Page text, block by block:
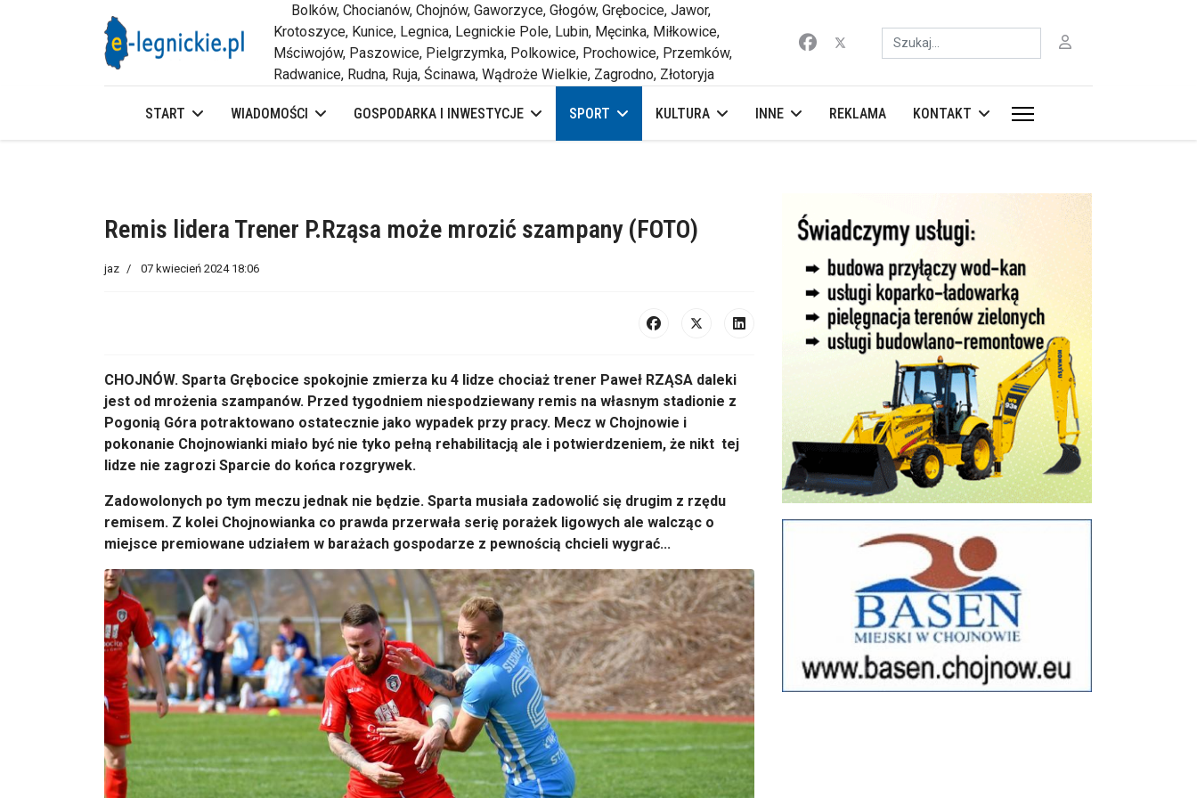
Bolków, Chocianów, Chojnów, Gaworzyce, Głogów, Grębocice, Jawor,
Krotoszyce, Kunice, Legnica, Legnickie Pole, Lubin, Męcinka, Miłkowice,
Mściwojów, Paszowice, Pielgrzymka, Polkowice, Prochowice, Przemków,
Radwanice, Rudna, Ruja, Ścinawa, Wądroże Wielkie, Zagrodno, Złotoryja
Szukaj
START WIADOMOŚCI GOSPODARKA I INWESTYCJE SPORT KULTURA INNE REKLAMA KONTAKT
Remis lidera Trener P.Rząsa może mrozić szampany (FOTO)
jaz 07 kwiecień 2024 18:06
CHOJNÓW. Sparta Grębocice spokojnie zmierza ku 4 lidze chociaż trener Paweł RZĄSA daleki
jest od mrożenia szampanów. Przed tygodniem niespodziewany remis na własnym stadionie z
Pogonią Góra potraktowano ostatecznie jako wypadek przy pracy. Mecz w Chojnowie i
pokonanie Chojnowianki miało być nie tyko pełną rehabilitacją ale i potwierdzeniem, że nikt tej
lidze nie zagrozi Sparcie do końca rozgrywek.
Zadowolonych po tym meczu jednak nie będzie. Sparta musiała zadowolić się drugim z rzędu
remisem. Z kolei Chojnowianka co prawda przerwała serię porażek ligowych ale walcząc o
miejsce premiowane udziałem w barażach gospodarze z pewnością chcieli wygrać...